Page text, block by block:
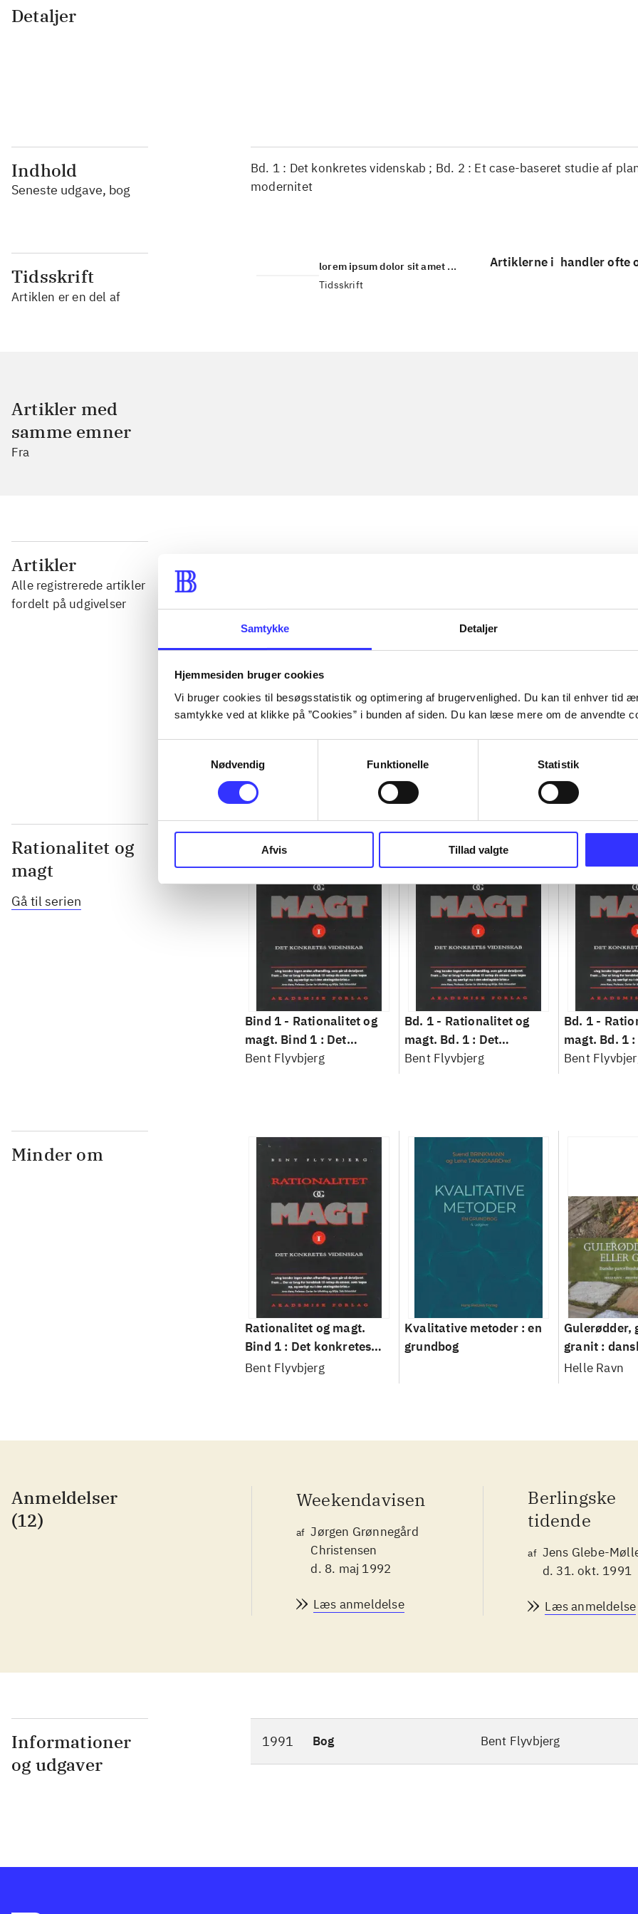
Samtykke Detaljer
Hjemmesiden bruger cookies
Vi bruger cookies til besøgsstatistik og optimering af brugervenlighed. Du kan til enhver tid
samtykke ved at klikke på ”Cookies” i bunden af siden. Du kan læse mere om de anvendte
Nødvendig
Funktionelle Statistik
Afvis Tillad valgte
Detaljer
Indhold
Seneste udgave, bog
Bd. 1 : Det konkretes videnskab ; Bd. 2 : Et case-baseret studie af
modernitet
Tidsskrift
Artiklen er en del af
lorem ipsum dolor sit amet ...
Tidsskrift
Artiklerne i handler ofte
Artikler med
samme emner
Fra
Artikler
Alle registrerede artikler
fordelt på udgivelser
...
...
...
Rationalitet og
magt
Gå til serien
Bind 1 - Rationalitet og
magt. Bind 1 : Det
konkretes videnskab
Bent Flyvbjerg
Bd. 1 - Rationalitet og
magt. Bd. 1 : Det
konkretes videnskab
Bent Flyvbjerg
Bd. 1 -
magt. Bd. 1
konkretes
Bent
Minder om
Rationalitet og magt.
Bind 1 : Det konkretes
videnskab
Bent Flyvbjerg
Kvalitative metoder : en
grundbog
Gulerødder,
granit :
Helle Ravn
Anmeldelser
(12)
Weekendavisen
af Jørgen Grønnegård
Christensen
d. 8. maj 1992
Læs anmeldelse
Berlingske
tidende
af Jens Glebe-
d. 31. okt. 1991
Læs anmeldelse
Informationer
og udgaver
1991 Bog Bent Flyvbjerg